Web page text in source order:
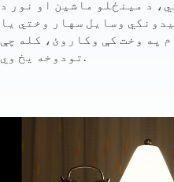
د مینځلو ماشین او نور د
وسایل سهار وختي یا
په وخت کې وکاروئ، کله چې
تودوخه یخ وي.